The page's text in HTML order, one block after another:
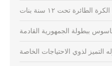
الطائرة تحت ١٢ سنة بنات
ببطولة الجمهورية القادمة
التميز لذوي الاحتياجات الخاصة